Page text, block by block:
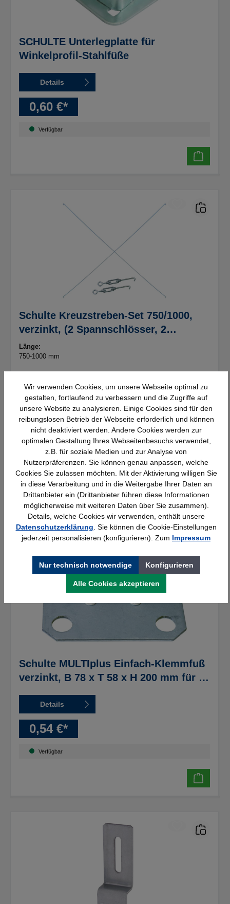
SCHULTE Unterlegplatte für
Winkelprofil-Stahlfüße
Details
0,60 €*
Verfügbar
Schulte Kreuzstreben-Set 750/1000,
verzinkt, (2 Spannschlösser, 2
Diagonalstreben)
Länge:
750-1000 mm
Länge
750-1000 mm
Details
10,47 €*
Verfügbar
Schulte MULTIplus Einfach-Klemmfuß
verzinkt, B 78 x T 58 x H 200 mm für T-
Details
0,54 €*
Verfügbar
Wir verwenden Cookies, um unsere Webseite optimal zu
gestalten, fortlaufend zu verbessern und die Zugriffe auf
unsere Website zu analysieren. Einige Cookies sind für den
reibungslosen Betrieb der Webseite erforderlich und können
nicht deaktiviert werden. Andere Cookies werden zur
optimalen Gestaltung Ihres Webseitenbesuchs verwendet,
z.B. für soziale Medien und zur Analyse von
Nutzerpräferenzen. Sie können genau anpassen, welche
Cookies Sie zulassen möchten. Mit der Aktivierung willigen Sie
in diese Verarbeitung und in die Weitergabe Ihrer Daten an
Drittanbieter ein (Drittanbieter führen diese Informationen
möglicherweise mit weiteren Daten über Sie zusammen).
Details, welche Cookies wir verwenden, enthält unsere
Datenschutzerklärung . Sie können die Cookie-Einstellungen
jederzeit personalisieren (konfigurieren). Zum Impressum
Nur technisch notwendige Konfigurieren
Alle Cookies akzeptieren